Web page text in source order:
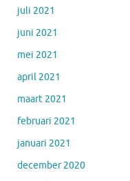
juli 2021
juni 2021
mei 2021
april 2021
maart 2021
februari 2021
januari 2021
december 2020